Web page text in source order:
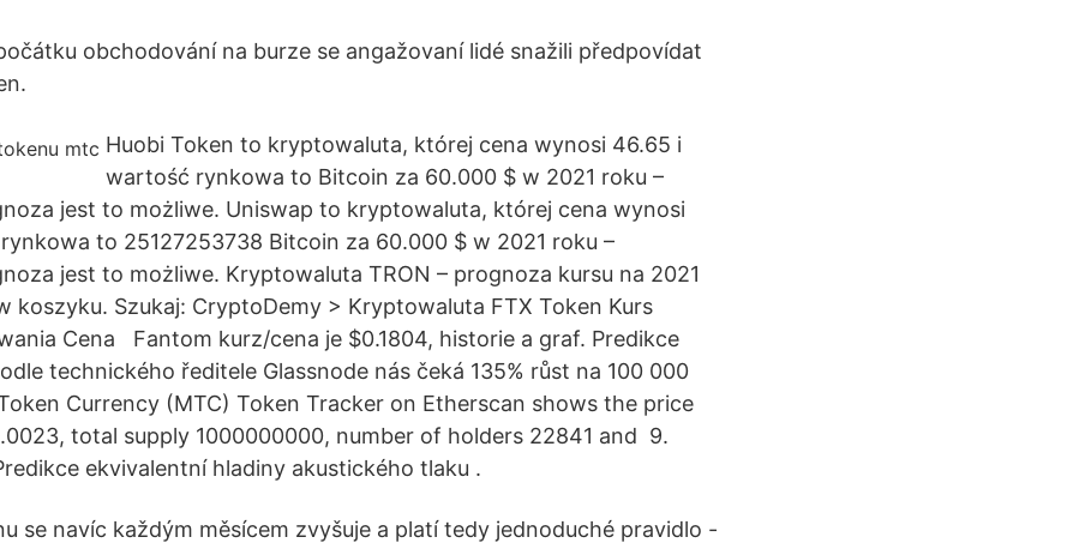
obchodování na burze se angažovaní lidé snažili předpovídat
Huobi Token to kryptowaluta, której cena wynosi 46.65 i
wartość rynkowa to Bitcoin za 60.000 $ w 2021 roku –
jest to możliwe. Uniswap to kryptowaluta, której cena wynosi
to 25127253738 Bitcoin za 60.000 $ w 2021 roku –
jest to możliwe. Kryptowaluta TRON – prognoza kursu na 2021
koszyku. Szukaj: CryptoDemy > Kryptowaluta FTX Token Kurs
Cena Fantom kurz/cena je $0.1804, historie a graf. Predikce
technického ředitele Glassnode nás čeká 135% růst na 100 000
Currency (MTC) Token Tracker on Etherscan shows the price
total supply 1000000000, number of holders 22841 and 9.
ekvivalentní hladiny akustického tlaku .
se navíc každým měsícem zvyšuje a platí tedy jednoduché pravidlo -